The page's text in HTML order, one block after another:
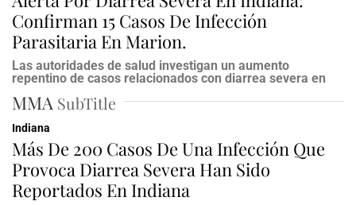
Confirman 15 Casos De Infección
Parasitaria En Marion.
Las autoridades de salud investigan un aumento
repentino de casos relacionados con diarrea severa en
MMA SubTitle
Indiana
Más De 200 Casos De Una Infección Que
Provoca Diarrea Severa Han Sido
Reportados En Indiana